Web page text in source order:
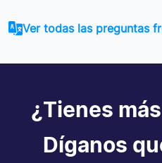
Ver todas las preguntas
¿Tienes
Díganos